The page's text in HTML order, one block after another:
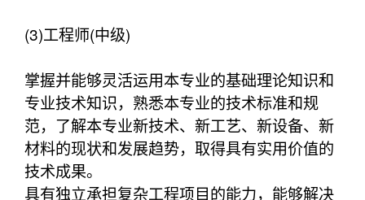
(3)工程师(中级)
掌握并能够灵活运用本专业的基础理论知识和
专业技术知识，熟悉本专业的技术标准和规
范，了解本专业新技术、新工艺、新设备、新
材料的现状和发展趋势，取得具有实用价值的
技术成果。
具有独立承担复杂工程项目的能力，能够解决